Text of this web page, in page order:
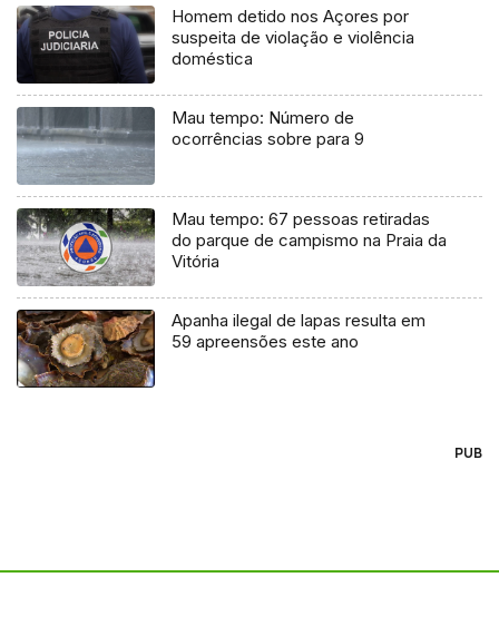
Homem detido nos Açores por
suspeita de violação e violência
doméstica
Mau tempo: Número de
ocorrências sobre para 9
Mau tempo: 67 pessoas retiradas
do parque de campismo na Praia da
Vitória
Apanha ilegal de lapas resulta em
59 apreensões este ano
PUB